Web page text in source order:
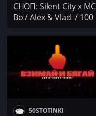
СНОП: Silent City x MC
Bo / Alex & Vladi / 100
50STOTINKI